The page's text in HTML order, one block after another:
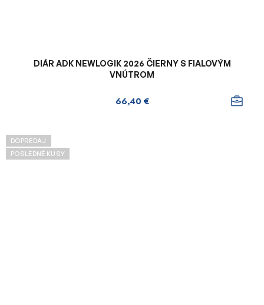
DIÁR ADK NEWLOGIK 2026 ČIERNY S FIALOVÝM
VNÚTROM
66,40 €
DOPREDAJ
POSLEDNÉ KUSY